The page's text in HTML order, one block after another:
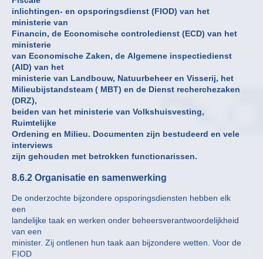
inlichtingen- en opsporingsdienst (FIOD) van het
ministerie van
Financin, de Economische controledienst (ECD) van het
ministerie
van Economische Zaken, de Algemene inspectiedienst
(AID) van het
ministerie van Landbouw, Natuurbeheer en Visserij, het
Milieubijstandsteam ( MBT) en de Dienst recherchezaken
(DRZ),
beiden van het ministerie van Volkshuisvesting,
Ruimtelijke
Ordening en Milieu. Documenten zijn bestudeerd en vele
interviews
zijn gehouden met betrokken functionarissen.
8.6.2 Organisatie en samenwerking
De onderzochte bijzondere opsporingsdiensten hebben elk
een
landelijke taak en werken onder beheersverantwoordelijkheid
van een
minister. Zij ontlenen hun taak aan bijzondere wetten. Voor de
FIOD